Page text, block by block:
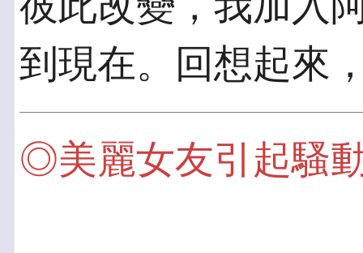
到現在。回想起來
◎美麗女友引起騷